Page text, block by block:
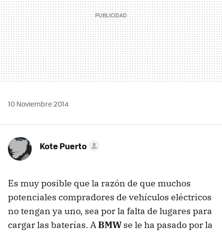
10 Noviembre 2014
Kote Puerto
Es muy posible que la razón de que muchos
potenciales compradores de vehículos eléctricos
no tengan ya uno, sea por la falta de lugares para
cargar las baterías. ABMWse le ha pasado por la